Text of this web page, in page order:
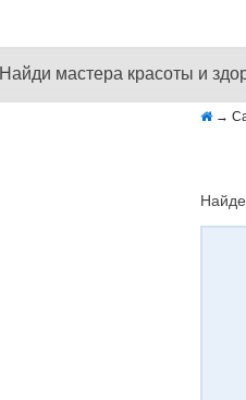
Найди мастера красоты и
→